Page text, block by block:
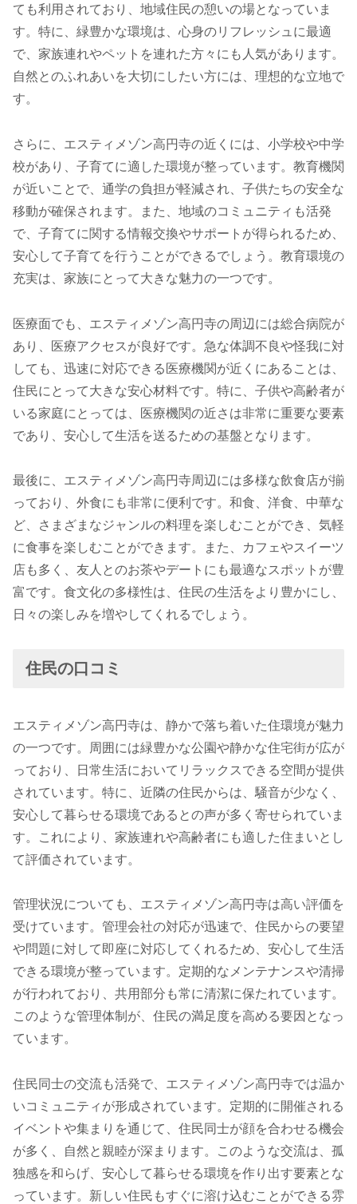
ても利用されており、地域住民の憩いの場となっていま
す。特に、緑豊かな環境は、心身のリフレッシュに最適
で、家族連れやペットを連れた方々にも人気があります。
自然とのふれあいを大切にしたい方には、理想的な立地で
す。
さらに、エスティメゾン高円寺の近くには、小学校や中学
校があり、子育てに適した環境が整っています。教育機関
が近いことで、通学の負担が軽減され、子供たちの安全な
移動が確保されます。また、地域のコミュニティも活発
で、子育てに関する情報交換やサポートが得られるため、
安心して子育てを行うことができるでしょう。教育環境の
充実は、家族にとって大きな魅力の一つです。
医療面でも、エスティメゾン高円寺の周辺には総合病院が
あり、医療アクセスが良好です。急な体調不良や怪我に対
しても、迅速に対応できる医療機関が近くにあることは、
住民にとって大きな安心材料です。特に、子供や高齢者が
いる家庭にとっては、医療機関の近さは非常に重要な要素
であり、安心して生活を送るための基盤となります。
最後に、エスティメゾン高円寺周辺には多様な飲食店が揃
っており、外食にも非常に便利です。和食、洋食、中華な
ど、さまざまなジャンルの料理を楽しむことができ、気軽
に食事を楽しむことができます。また、カフェやスイーツ
店も多く、友人とのお茶やデートにも最適なスポットが豊
富です。食文化の多様性は、住民の生活をより豊かにし、
日々の楽しみを増やしてくれるでしょう。
住民の口コミ
エスティメゾン高円寺は、静かで落ち着いた住環境が魅力
の一つです。周囲には緑豊かな公園や静かな住宅街が広が
っており、日常生活においてリラックスできる空間が提供
されています。特に、近隣の住民からは、騒音が少なく、
安心して暮らせる環境であるとの声が多く寄せられていま
す。これにより、家族連れや高齢者にも適した住まいとし
て評価されています。
管理状況についても、エスティメゾン高円寺は高い評価を
受けています。管理会社の対応が迅速で、住民からの要望
や問題に対して即座に対応してくれるため、安心して生活
できる環境が整っています。定期的なメンテナンスや清掃
が行われており、共用部分も常に清潔に保たれています。
このような管理体制が、住民の満足度を高める要因となっ
ています。
住民同士の交流も活発で、エスティメゾン高円寺では温か
いコミュニティが形成されています。定期的に開催される
イベントや集まりを通じて、住民同士が顔を合わせる機会
が多く、自然と親睦が深まります。このような交流は、孤
独感を和らげ、安心して暮らせる環境を作り出す要素とな
っています。新しい住民もすぐに溶け込むことができる雰